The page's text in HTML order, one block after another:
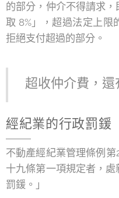
的部分，仲介不得請求
取 8%」，超過法定上限
拒絕支付超過的部分。
超收仲介費，
經紀業的行政罰鍰
不動產經紀業管理條例
十九條第一項規定者，
罰鍰。」